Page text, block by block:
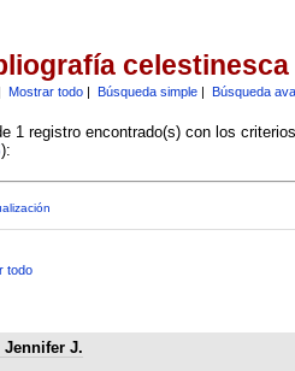
celestinesca
Mostrar todo| Búsqueda simple| Búsqueda
1 registro encontrado(s) con los
):
todo
Jennifer J.